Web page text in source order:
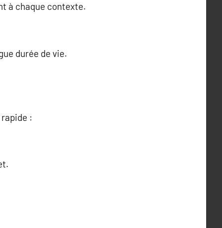
à chaque contexte.
durée de vie.
: